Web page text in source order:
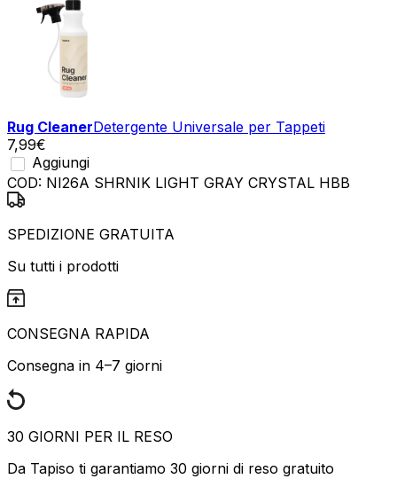
Rug CleanerDetergente Universale per Tappeti
7,99€
Aggiungi
COD: NI26A SHRNIK LIGHT GRAY CRYSTAL HBB
SPEDIZIONE GRATUITA
Su tutti i prodotti
CONSEGNA RAPIDA
Consegna in 4–7 giorni
30 GIORNI PER IL RESO
Da Tapiso ti garantiamo 30 giorni di reso gratuito